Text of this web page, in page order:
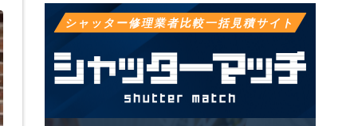
シャッター修理業者比較一括見積サイト